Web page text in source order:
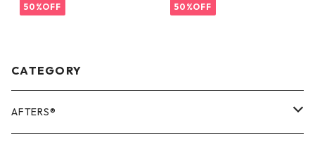
50%OFF 50%OFF
CATEGORY
AFTERS®️